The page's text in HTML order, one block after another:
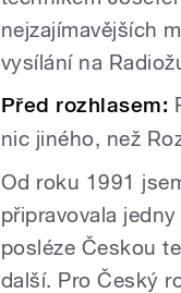
nejzajímavějších
vysílání na
Před rozhlasem:
nic jiného, než
Od roku 1991
připravovala
posléze Českou
další. Pro Český